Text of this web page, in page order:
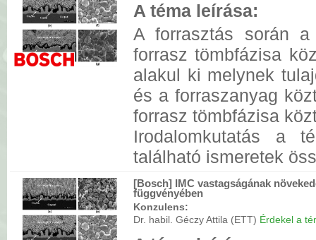
A téma leírása:
A forrasztás során
forrasz tömbfázisa
alakul ki melynek
és a forraszanyag
forrasz tömbfázisa
Irodalomkutatás a
található ismeretek
[Bosch] IMC vastagságának
függvényében
Konzulens:
Dr. habil. Géczy Attila (ETT) Érdekel a